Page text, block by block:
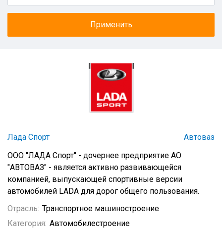
Лада Спорт
Автоваз
ООО "ЛАДА Спорт" - дочернее предприятие АО
"АВТОВАЗ" - является активно развивающейся
компанией, выпускающей спортивные версии
автомобилей LADA для дорог общего пользования.
Отрасль: Транспортное машиностроение
Категория: Автомобилестроение